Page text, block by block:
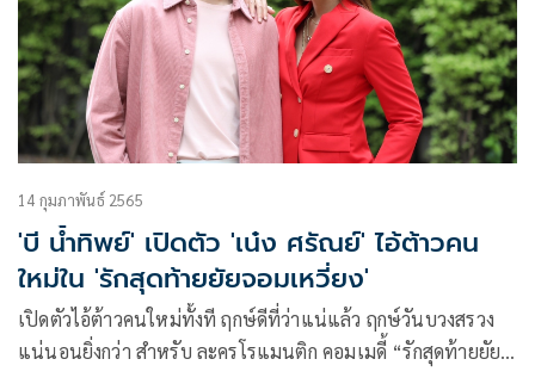
14 กุมภาพันธ์ 2565
'บี น้ำทิพย์' เปิดตัว 'เน๋ง ศรัณย์' ไอ้ต้าวคน
ใหม่ใน 'รักสุดท้ายยัยจอมเหวี่ยง'
เปิดตัวไอ้ต้าวคนใหม่ทั้งที ฤกษ์ดีที่ว่าแน่แล้ว ฤกษ์วันบวงสรวง
แน่นอนยิ่งกว่า สำหรับ ละครโรแมนติก คอมเมดี้ “รักสุดท้ายยัย